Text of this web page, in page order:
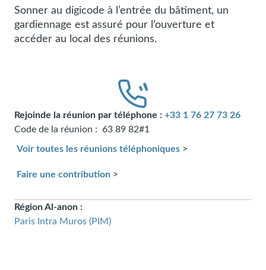
Sonner au digicode à
l’entrée du bâtiment, un
gardiennage est assuré pour l’ouverture et
accéder au local des réunions.
Rejoinde la réunion par téléphone : +33 1 76 27 73 26
Code de la réunion : 63 89 82#1
Voir toutes les réunions téléphoniques >
Faire une contribution >
Région Al-anon :
Paris Intra Muros (PIM)